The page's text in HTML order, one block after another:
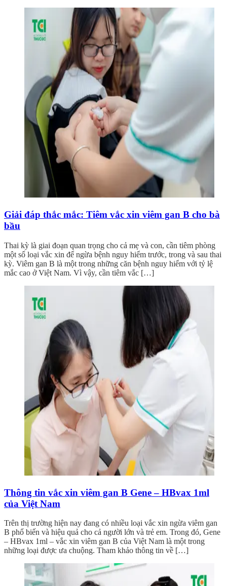
Giải đáp thắc mắc: Tiêm vắc xin viêm gan B cho bà
bầu
Thai kỳ là giai đoạn quan trọng cho cả mẹ và con, cần tiêm phòng
một số loại vắc xin để ngừa bệnh nguy hiểm trước, trong và sau thai
kỳ. Viêm gan B là một trong những căn bệnh nguy hiểm với tỷ lệ
mắc cao ở Việt Nam. Vì vậy, cần tiêm vắc […]
Thông tin vắc xin viêm gan B Gene – HBvax 1ml
của Việt Nam
Trên thị trường hiện nay đang có nhiều loại vắc xin ngừa viêm gan
B phổ biến và hiệu quả cho cả người lớn và trẻ em. Trong đó, Gene
– HBvax 1ml – vắc xin viêm gan B của Việt Nam là một trong
những loại được ưa chuộng. Tham khảo thông tin về […]